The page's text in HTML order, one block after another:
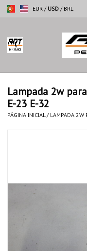
EUR / USD / BRL
Página inicial
Motocicletas
Automoveis
Lampada 2w
E-23 E-32
PÁGINA INICIAL / LAMPADA 2W